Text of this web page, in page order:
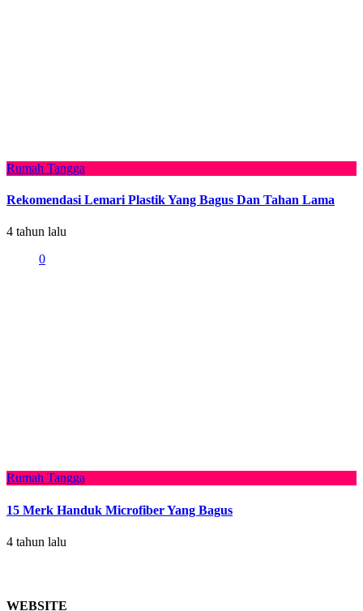
Rumah Tangga
Rekomendasi Lemari Plastik Yang Bagus Dan Tahan Lama
4 tahun lalu
0
Rumah Tangga
15 Merk Handuk Microfiber Yang Bagus
4 tahun lalu
WEBSITE